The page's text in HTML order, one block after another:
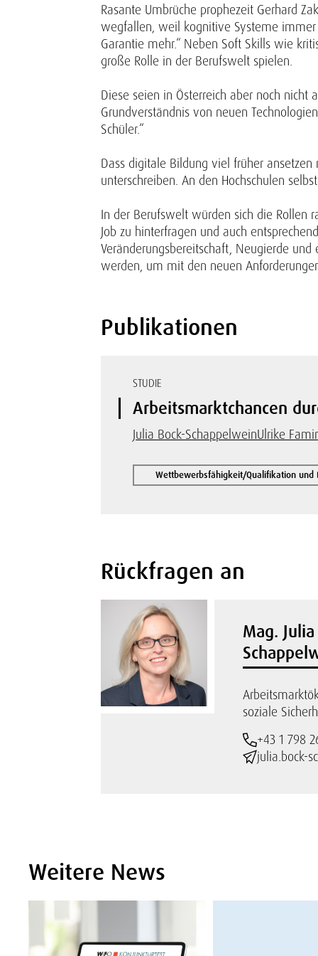
Rasante Umbrüche prophezeit Gerhard
wegfallen, weil kognitive Systeme immer
Garantie mehr.“ Neben Soft Skills wie
große Rolle in der Berufswelt spielen.
Diese seien in Österreich aber noch nicht
Grundverständnis von neuen
Schüler.“
Dass digitale Bildung viel früher
unterschreiben. An den Hochschulen
In der Berufswelt würden sich die Rollen
Job zu hinterfragen und auch
Veränderungsbereitschaft, Neugierde
werden, um mit den neuen
Publikationen
STUDIE
Arbeitsmarktchancen
Julia Bock-SchappelweinUlrike
Wettbewerbsfähigkeit/Qualifikation und
Rückfragen an
Mag.
soziale
+43 1 798
julia.bock-
Weitere News